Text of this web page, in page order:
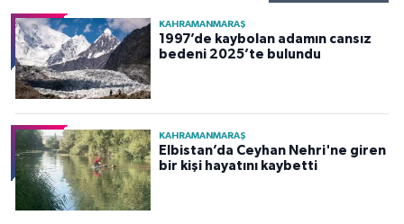
KAHRAMANMARAŞ
1997’de kaybolan adamın cansız
bedeni 2025’te bulundu
KAHRAMANMARAŞ
Elbistan’da Ceyhan Nehri'ne giren
bir kişi hayatını kaybetti